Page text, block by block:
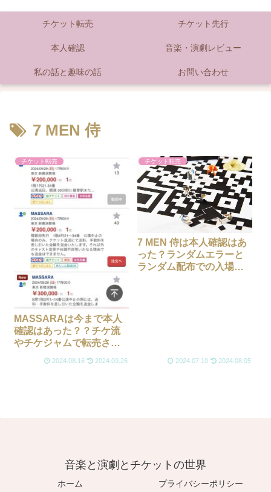
チケット転売 チケット先行
本人確認 音楽・演劇レビュー
私の話と趣味の話 お問い合わせ
7 MEN 侍
チケット転売
MASSARAは今まで本人
確認はあった？？チケ流
やチケジャムで転売され
ている座席には注意！
2024.08.16 2024.09.26
チケット転売
7 MEN 侍は本人確認はあ
った？ランダムエラーと
ランダム配布での入場に
2024.07.10 2024.08.05
音楽と演劇とチケットの世界
ホーム プライバシーポリシー